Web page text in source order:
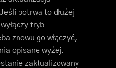
potrwa to dłużej
tryb
znowu go włączyć,
opisane wyżej.
zaktualizowany